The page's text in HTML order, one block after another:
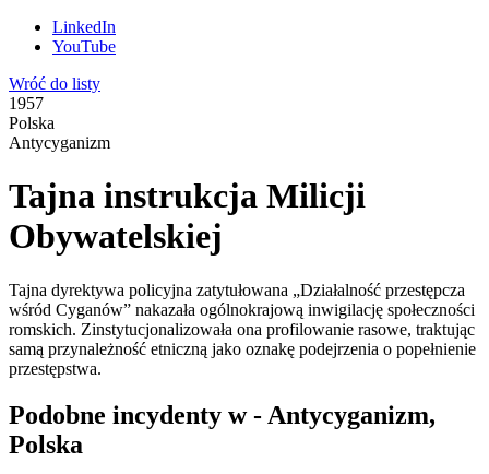
LinkedIn
YouTube
Wróć do listy
1957
Polska
Antycyganizm
Tajna instrukcja Milicji
Obywatelskiej
Tajna dyrektywa policyjna zatytułowana „Działalność przestępcza
wśród Cyganów” nakazała ogólnokrajową inwigilację społeczności
romskich. Zinstytucjonalizowała ona profilowanie rasowe, traktując
samą przynależność etniczną jako oznakę podejrzenia o popełnienie
przestępstwa.
Podobne incydenty w - Antycyganizm,
Polska